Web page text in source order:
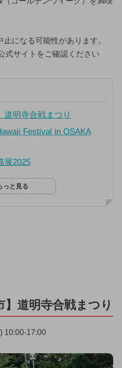
になる可能性があります。
式サイトをご確認ください
道明寺合戦まつり
Festival in OSAKA
展2025
っと見る
】道明寺合戦まつり
10:00-17:00